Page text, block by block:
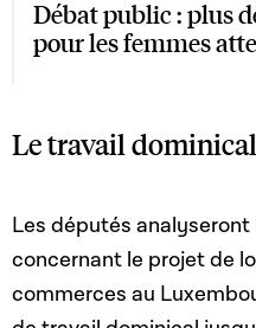
Débat public : plus
pour les femmes
Le travail dominical
Les députés
concernant le projet de
commerces au